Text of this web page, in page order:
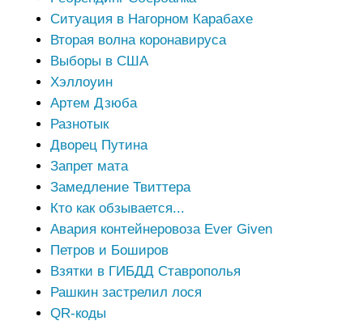
Ситуация в Нагорном Карабахе
Вторая волна коронавируса
Выборы в США
Хэллоуин
Артем Дзюба
Разнотык
Дворец Путина
Запрет мата
Замедление Твиттера
Кто как обзывается...
Авария контейнеровоза Ever Given
Петров и Боширов
Взятки в ГИБДД Ставрополья
Рашкин застрелил лося
QR-коды